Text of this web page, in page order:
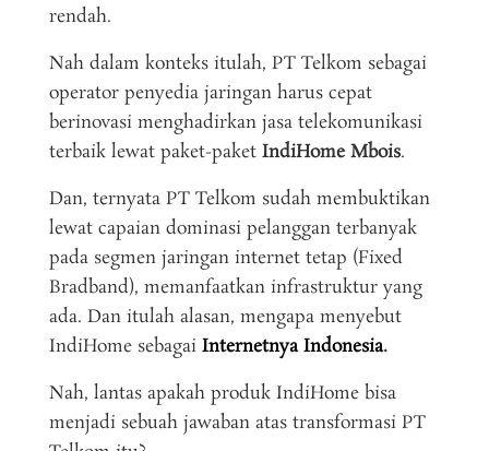
rendah.
Nah dalam konteks itulah, PT Telkom sebagai
operator penyedia jaringan harus cepat
berinovasi menghadirkan jasa telekomunikasi
terbaik lewat paket-paket IndiHome Mbois.
Dan, ternyata PT Telkom sudah membuktikan
lewat capaian dominasi pelanggan terbanyak
pada segmen jaringan internet tetap (Fixed
Bradband), memanfaatkan infrastruktur yang
ada. Dan itulah alasan, mengapa menyebut
IndiHome sebagai Internetnya Indonesia.
Nah, lantas apakah produk IndiHome bisa
menjadi sebuah jawaban atas transformasi PT